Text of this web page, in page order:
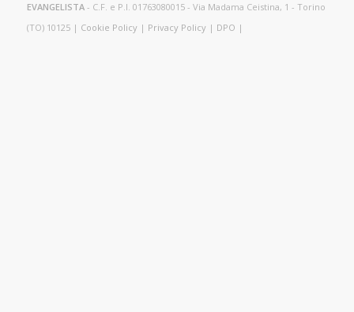
EVANGELISTA- C.F. e P.I. 01763080015 - Via Madama Ceistina, 1 - Torino
(TO) 10125 | Cookie Policy| Privacy Policy| DPO |